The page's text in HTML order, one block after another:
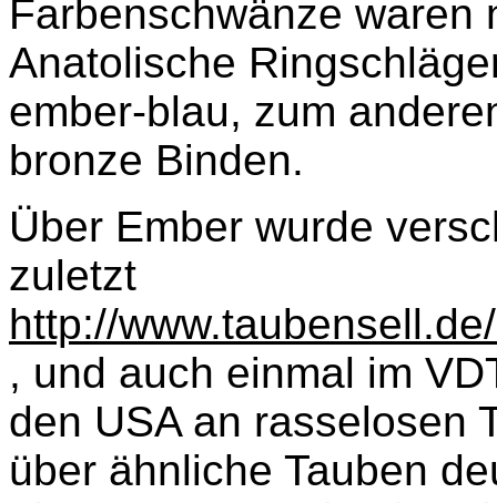
Farbenschwänze waren
Anatolische
ember-blau, zum
bronze Binden.
Über Ember wurde
zuletzt
http://
, und auch einmal im
den USA an rasselosen
über ähnliche Tauben